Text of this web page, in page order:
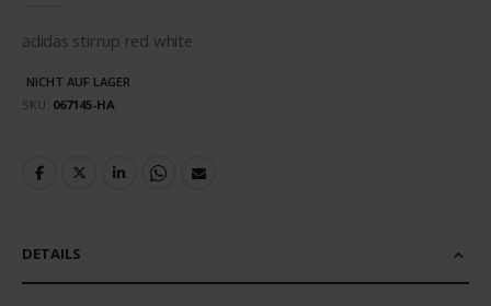
adidas stirrup red white
NICHT AUF LAGER
SKU 067145-HA
DETAILS